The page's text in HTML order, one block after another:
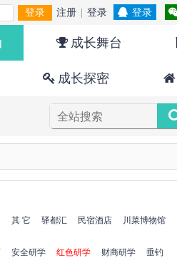
登录 注册 登录 登录
成长舞台
成长探密
其 它 驿都汇 民宿酒店
川菜博物馆
安全研学 红色研学 财商研学
垂钓